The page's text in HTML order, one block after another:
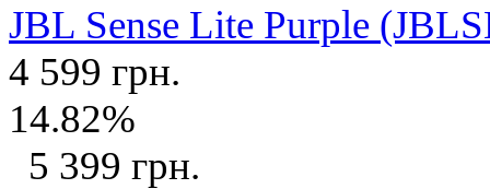
JBL Sense Lite Purple
4 599 грн.
14.82%
5 399 грн.